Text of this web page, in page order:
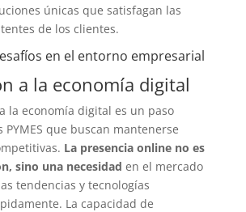
únicas que satisfagan las
de los clientes.
en el entorno empresarial
a la economía digital
la economía digital es un paso
que buscan mantenerse
La presencia online no es
sino una necesidad en el mercado
tendencias y tecnologías
La capacidad de